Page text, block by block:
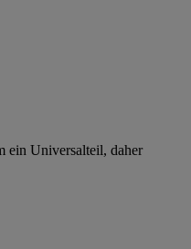
ein Universalteil, daher